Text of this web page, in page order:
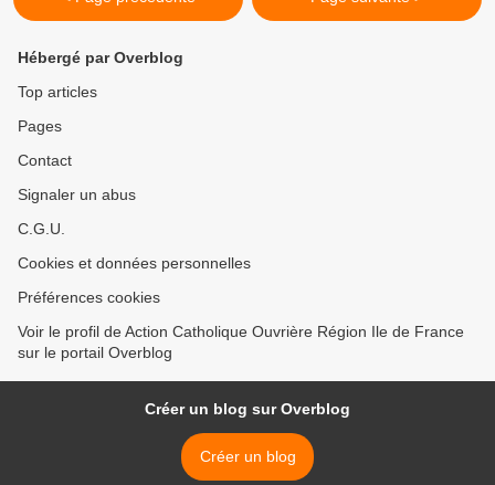
Hébergé par Overblog
Top articles
Pages
Contact
Signaler un abus
C.G.U.
Cookies et données personnelles
Préférences cookies
Voir le profil de Action Catholique Ouvrière Région Ile de France
sur le portail Overblog
Créer un blog sur Overblog
Créer un blog